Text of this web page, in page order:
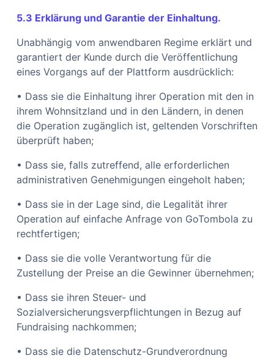
5.3 Erklärung und Garantie der Einhaltung.
Unabhängig vom anwendbaren Regime erklärt und
garantiert der Kunde durch die Veröffentlichung
eines Vorgangs auf der Plattform ausdrücklich:
• Dass sie die Einhaltung ihrer Operation mit den in
ihrem Wohnsitzland und in den Ländern, in denen
die Operation zugänglich ist, geltenden Vorschriften
überprüft haben;
• Dass sie, falls zutreffend, alle erforderlichen
administrativen Genehmigungen eingeholt haben;
• Dass sie in der Lage sind, die Legalität ihrer
Operation auf einfache Anfrage von GoTombola zu
rechtfertigen;
• Dass sie die volle Verantwortung für die
Zustellung der Preise an die Gewinner übernehmen;
• Dass sie ihren Steuer- und
Sozialversicherungsverpflichtungen in Bezug auf
Fundraising nachkommen;
• Dass sie die Datenschutz-Grundverordnung